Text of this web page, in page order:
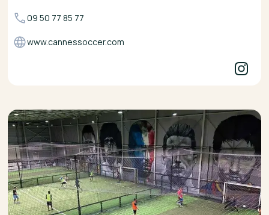
09 50 77 85 77
www.cannessoccer.com